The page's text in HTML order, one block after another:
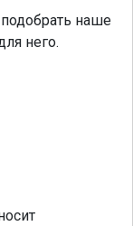
наше
него.